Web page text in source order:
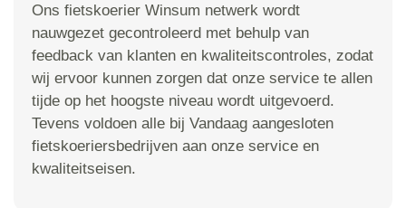
Ons fietskoerier Winsum netwerk wordt
nauwgezet gecontroleerd met behulp van
feedback van klanten en kwaliteitscontroles, zodat
wij ervoor kunnen zorgen dat onze service te allen
tijde op het hoogste niveau wordt uitgevoerd.
Tevens voldoen alle bij Vandaag aangesloten
fietskoeriersbedrijven aan onze service en
kwaliteitseisen.